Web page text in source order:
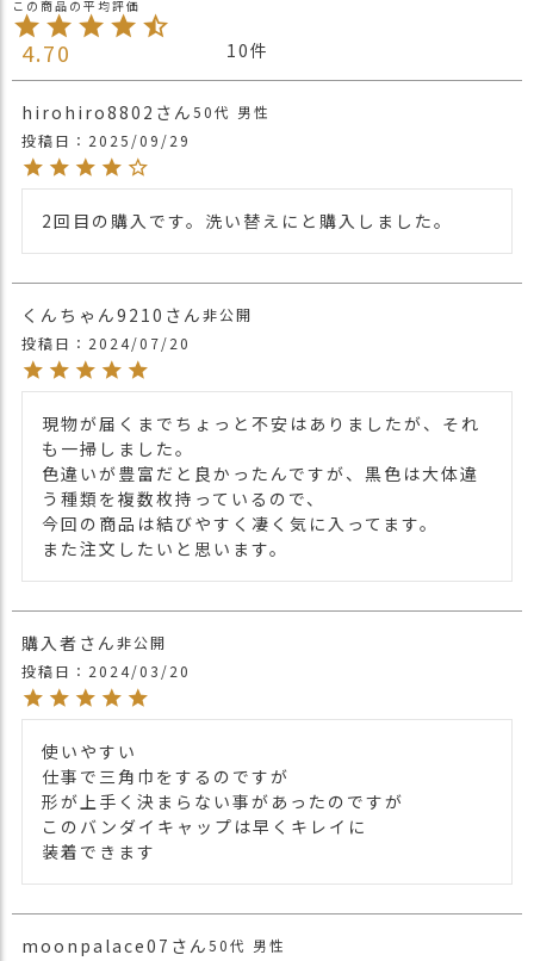
交
換
料
注意点
・長時間濡れたままで重ねて置いたり、汗
い。
・多少実際のカラーと異なる場合がござい
軽にお問い合わせ下さい。
他のバンダナキャップはこちら
バンダナ帽子はこちら
4.70 10
hirohiro8802 50代 男性
投稿日
2025/09/29
2回目の購入です。洗い替えにと購入しました。
くんちゃん9210
非公開
投稿日
2024/07/20
現物が届くまでちょっと不安はありましたが、それ
も一掃しました。
色違いが豊富だと良かったんですが、黒色は大体違
う種類を複数枚持っているので、
今回の商品は結びやすく凄く気に入ってます。
また注文したいと思います。
購入者
非公開
投稿日
2024/03/20
使いやすい
仕事で三角巾をするのですが
形が上手く決まらない事があったのですが
このバンダイキャップは早くキレイに
装着できます
moonpalace07 50代 男性